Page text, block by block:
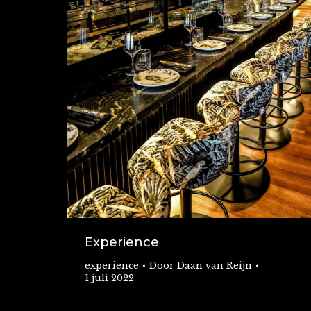
Experience
experience Door Daan van Reijn
1 juli 2022